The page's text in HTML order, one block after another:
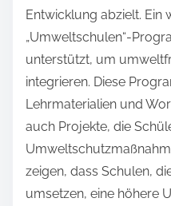
Entwicklung abzielt. Ein
„Umweltschulen“-
unterstützt, um
integrieren. Diese
Lehrmaterialien und
auch Projekte, die
zeigen, dass Schulen,
umsetzen, eine höhere